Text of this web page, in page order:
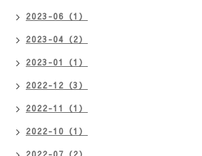
2023-06（1）
2023-04（2）
2023-01（1）
2022-12（3）
2022-11（1）
2022-10（1）